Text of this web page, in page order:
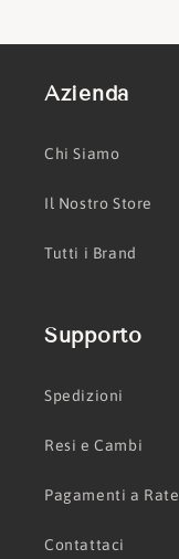
Azienda
Chi Siamo
Il Nostro Store
Tutti i Brand
Supporto
Spedizioni
Resi e Cambi
Pagamenti a Rate
Contattaci